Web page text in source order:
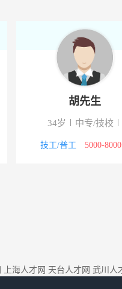
胡先生
34岁 中专/技校
技工/普工 5000-
上海人才网 天台人才网 武川人